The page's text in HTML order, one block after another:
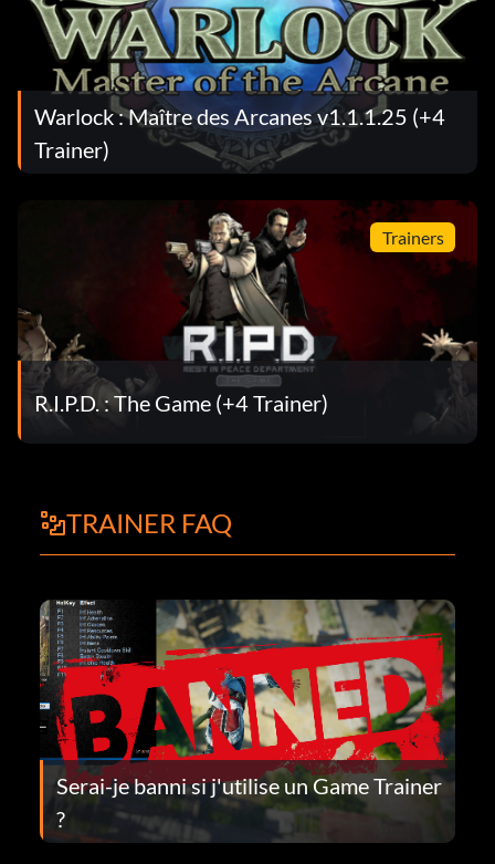
Warlock : Maître des Arcanes v1.1.1.25 (+4
Trainer)
Trainers
R.I.P.D. : The Game (+4 Trainer)
TRAINER FAQ
Serai-je banni si j'utilise un Game Trainer
?